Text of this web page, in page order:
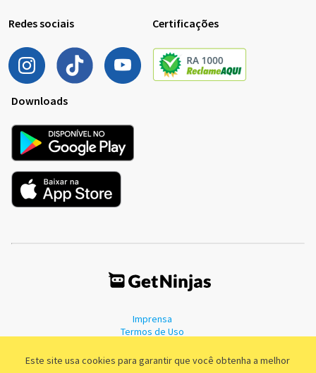
Este site usa cookies para garantir que você obtenha a melhor
Redes sociais Certificações
Downloads
Imprensa
Termos de Uso